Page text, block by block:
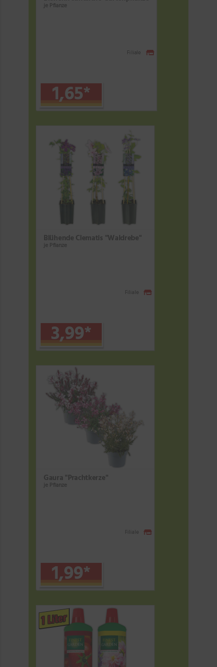
je Pflanze
1,65*
Filiale
Blühende Clematis "Waldrebe"
je Pflanze
3,99*
Filiale
Gaura "Prachtkerze"
je Pflanze
1,99*
Filiale
1 Liter